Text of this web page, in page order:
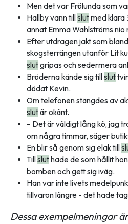
Men det var Frölunda som
Hallby vann till slutmed klara
annat Emma Wahlströms nio
Efter utdragen jakt som
skogsterrängen utanför Lit
slutgripas och sedermera
Bröderna kände sig till slut
dödat Kevin.
Om telefonen stängdes av
slutär okänt.
– Det är väldigt lång kö, jag
om några timmar, säger
En blir så genom sig elak till
Till slut hade de som hållit
bomben och gett sig iväg.
Han var inte livets
tillvaron längre - det hade
Dessa exempelmeningar